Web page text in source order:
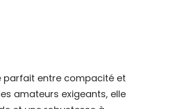
parfait entre compacité et
amateurs exigeants, elle